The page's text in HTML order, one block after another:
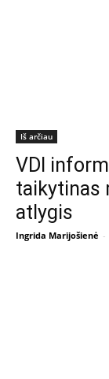
Iš arčiau
VDI
taikytinas
atlygis
Ingrida Marijošienė -